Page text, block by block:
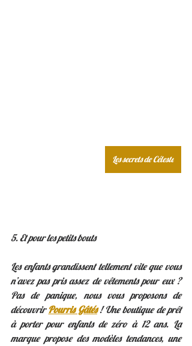
Les secrets de Céleste
5. Et pour les petits bouts
Les enfants grandissent tellement vite que vous
n’avez pas pris assez de vêtements pour eux ?
Pas de panique, nous vous proposons de
découvrir Pourris Gâtés ! Une boutique de prêt
à porter pour enfants de zéro à 12 ans. La
marque propose des modèles tendances, une